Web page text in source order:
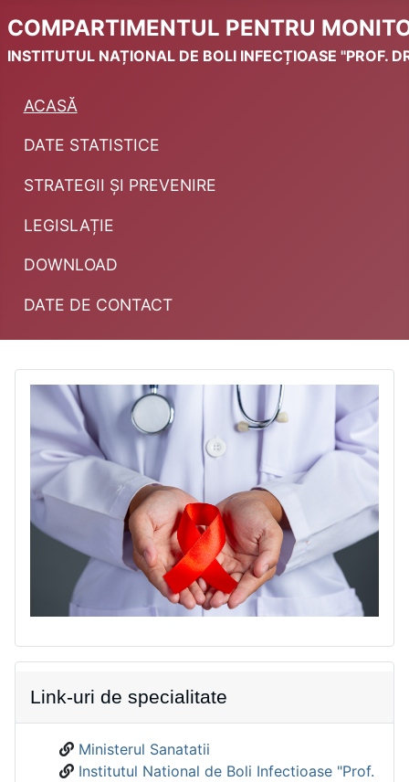
COMPARTIMENTUL PENTRU
INSTITUTUL NAȚIONAL DE BOLI INFECȚIOASE "PROF.
ACASĂ
DATE STATISTICE
STRATEGII ȘI PREVENIRE
LEGISLAȚIE
DOWNLOAD
DATE DE CONTACT
Link-uri de specialitate
Ministerul Sanatatii
Institutul National de Boli Infectioase "Prof.